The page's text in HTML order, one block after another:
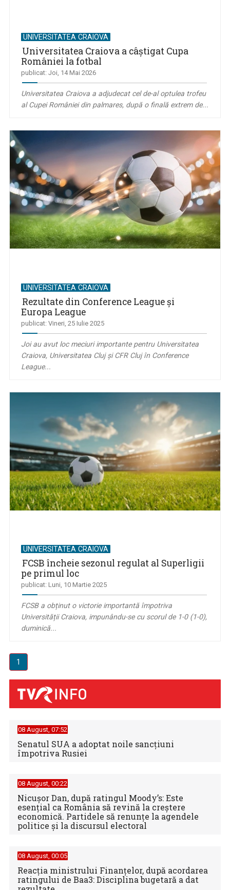
UNIVERSITATEA CRAIOVA
Universitatea Craiova a câștigat Cupa
României la fotbal
publicat: Joi, 14 Mai 2026
Universitatea Craiova a adjudecat cel de-al optulea trofeu
al Cupei României din palmares, după o finală extrem de...
UNIVERSITATEA CRAIOVA
Rezultate din Conference League și
Europa League
publicat: Vineri, 25 Iulie 2025
Joi au avut loc meciuri importante pentru Universitatea
Craiova, Universitatea Cluj și CFR Cluj în Conference
League...
UNIVERSITATEA CRAIOVA
FCSB încheie sezonul regulat al Superligii
pe primul loc
publicat: Luni, 10 Martie 2025
FCSB a obținut o victorie importantă împotriva
Universității Craiova, impunându-se cu scorul de 1-0 (1-0),
duminică...
1
08 August, 07:52
Senatul SUA a adoptat noile sancţiuni
împotriva Rusiei
08 August, 00:22
Nicușor Dan, după ratingul Moody’s: Este
esențial ca România să revină la creștere
economică. Partidele să renunțe la agendele
politice și la discursul electoral
08 August, 00:05
Reacția ministrului Finanțelor, după acordarea
ratingului de Baa3: Disciplina bugetară a dat